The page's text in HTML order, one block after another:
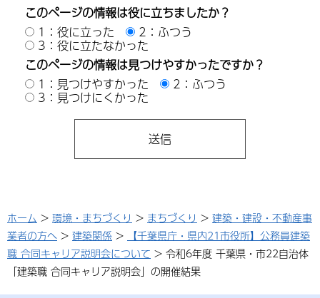
このページの情報は役に立ちましたか？
1：役に立った
2：ふつう
3：役に立たなかった
このページの情報は見つけやすかったですか？
1：見つけやすかった
2：ふつう
3：見つけにくかった
ホーム > 環境・まちづくり > まちづくり > 建築・建設・不動産事
業者の方へ > 建築関係 >
【千葉県庁・県内21市役所】公務員建築
職 合同キャリア説明会について > 令和6年度 千葉県・市22自治体
「建築職 合同キャリア説明会」の開催結果